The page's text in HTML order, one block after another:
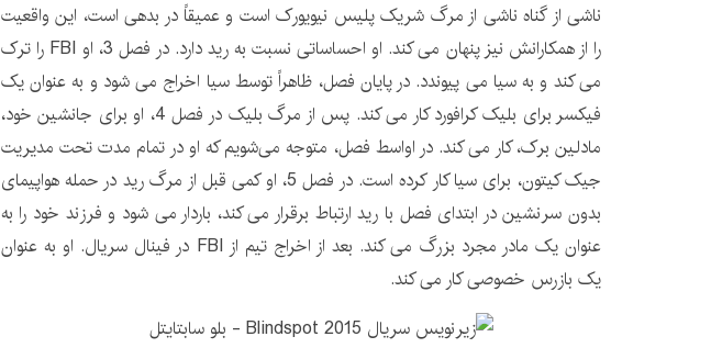
ناشی از گناه ناشی از مرگ شریک پلیس نیویورک است و عمیقاً در بدهی است، این واقعیت
را از همکارانش نیز پنهان می کند. او احساساتی نسبت به رید دارد. در فصل 3، او FBI را ترک
می کند و به سیا می پیوندد. در پایان فصل، ظاهراً توسط سیا اخراج می شود و به عنوان یک
فیکسر برای بلیک کرافورد کار می کند. پس از مرگ بلیک در فصل 4، او برای جانشین خود،
مادلین برک، کار می کند. در اواسط فصل، متوجه می‌شویم که او در تمام مدت تحت مدیریت
جیک کیتون، برای سیا کار کرده است. در فصل 5، او کمی قبل از مرگ رید در حمله هواپیمای
بدون سرنشین در ابتدای فصل با رید ارتباط برقرار می کند، باردار می شود و فرزند خود را به
عنوان یک مادر مجرد بزرگ می کند. بعد از اخراج تیم از FBI در فینال سریال. او به عنوان
یک بازرس خصوصی کار می کند.